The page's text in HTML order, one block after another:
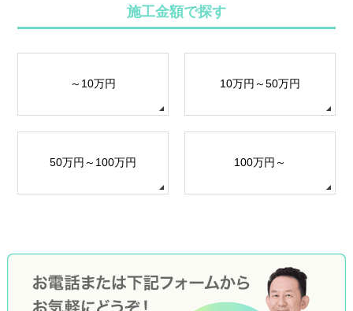
施工金額で探す
～10万円 10万円～50万円
50万円～100万円 100万円～